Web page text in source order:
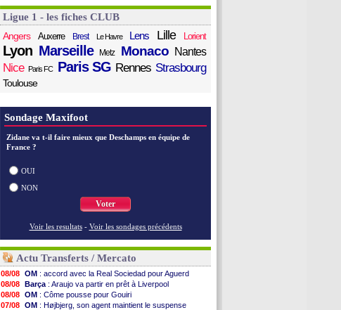
Ligue 1 - les fiches CLUB
Angers
Auxerre Brest Le Havre Lens Lille Lorient
Lyon Marseille Metz Monaco Nantes
Nice Paris FC Paris SG Rennes Strasbourg
Toulouse
Sondage Maxifoot
Zidane va t-il faire mieux que Deschamps en équipe de
France ?
OUI
NON
Voter
Voir les resultats - Voir les sondages précédents
Actu Transferts / Mercato
08/08 OM : accord avec la Real Sociedad pour Aguerd
08/08 Barça : Araujo va partir en prêt à Liverpool
08/08 OM : Côme pousse pour Gouiri
07/08 OM : Højbjerg, son agent maintient le suspense